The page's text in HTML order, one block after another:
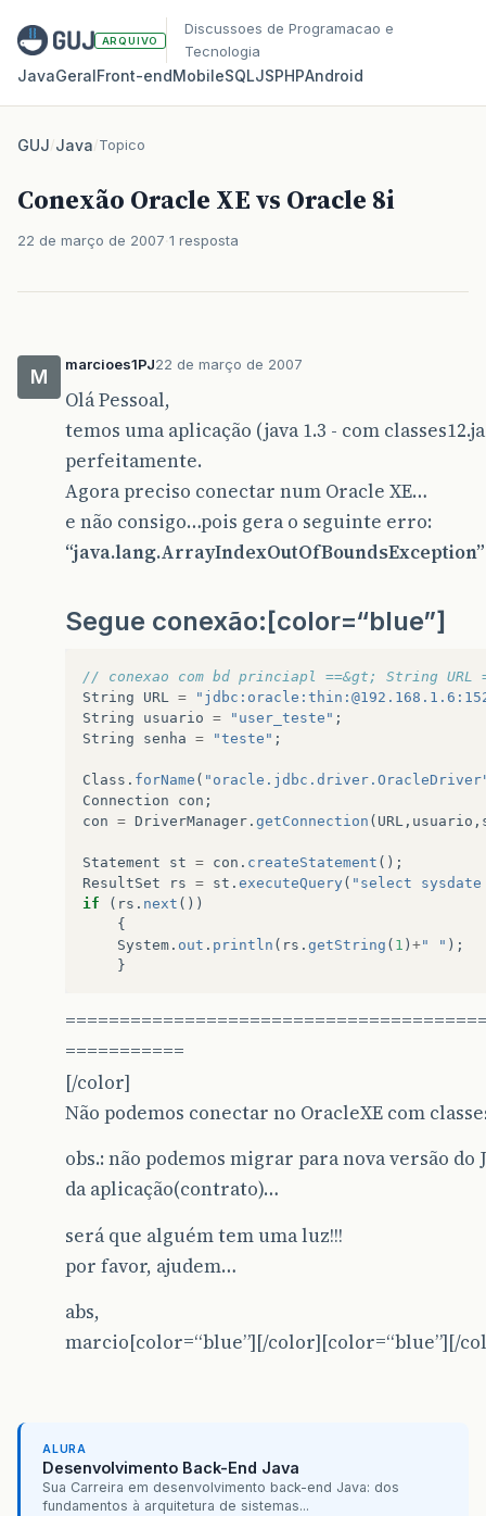
ARQUIVO
Discussoes de Programacao e
Tecnologia
JavaGeralFront‑endMobileSQLJSPHPAndroid
GUJ/Java/Topico
Conexão Oracle XE vs Oracle 8i
22 de março de 2007 1 resposta
M
marcioes1PJ22 de março de 2007
Olá Pessoal,
temos uma aplicação (java 1.3 - com
perfeitamente.
Agora preciso conectar num Oracle XE…
e não consigo…pois gera o seguinte erro:
“java.lang.ArrayIndexOutOfBoundsException”
Segue conexão:[color=“blue”]
// conexao com bd princiapl ==&gt; String URL
String
URL =
String
usuario = "user_teste" ;
String
senha = "teste" ;
Class . forName (
Connection
con ;
con = DriverManager . getConnection ( URL , usuario ,
Statement st = con . createStatement ();
ResultSet
rs = st . executeQuery ( "select
if
( rs . next ())
{
System . out . println ( rs . getString ( 1 ) +" " );
}
===========
[/color]
Não podemos conectar no OracleXE com
obs.: não podemos migrar para nova versão
da aplicação(contrato)…
será que alguém tem uma luz!!!
por favor, ajudem…
abs,
marcio[color=“blue”][/color][color=“blue”][/
ALURA
Desenvolvimento Back-End Java
Sua Carreira em desenvolvimento back-end Java: dos
fundamentos à arquitetura de sistemas...